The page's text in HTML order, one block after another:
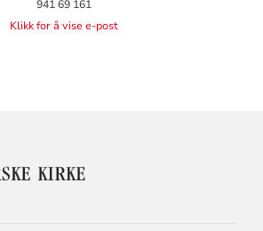
941 69 161
Klikk for å vise e-post